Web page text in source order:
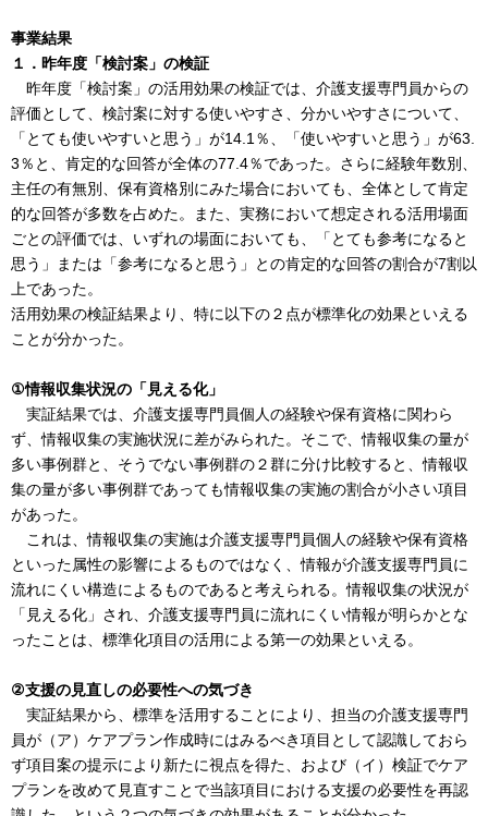
事業結果
１．昨年度「検討案」の検証
昨年度「検討案」の活用効果の検証では、介護支援専門員からの
評価として、検討案に対する使いやすさ、分かいやすさについて、
「とても使いやすいと思う」が14.1％、「使いやすいと思う」が63.
3％と、肯定的な回答が全体の77.4％であった。さらに経験年数別、
主任の有無別、保有資格別にみた場合においても、全体として肯定
的な回答が多数を占めた。また、実務において想定される活用場面
ごとの評価では、いずれの場面においても、「とても参考になると
思う」または「参考になると思う」との肯定的な回答の割合が7割以
上であった。
活用効果の検証結果より、特に以下の２点が標準化の効果といえる
ことが分かった。
①情報収集状況の「見える化」
実証結果では、介護支援専門員個人の経験や保有資格に関わら
ず、情報収集の実施状況に差がみられた。そこで、情報収集の量が
多い事例群と、そうでない事例群の２群に分け比較すると、情報収
集の量が多い事例群であっても情報収集の実施の割合が小さい項目
があった。
これは、情報収集の実施は介護支援専門員個人の経験や保有資格
といった属性の影響によるものではなく、情報が介護支援専門員に
流れにくい構造によるものであると考えられる。情報収集の状況が
「見える化」され、介護支援専門員に流れにくい情報が明らかとな
ったことは、標準化項目の活用による第一の効果といえる。
②支援の見直しの必要性への気づき
実証結果から、標準を活用することにより、担当の介護支援専門
員が（ア）ケアプラン作成時にはみるべき項目として認識しておら
ず項目案の提示により新たに視点を得た、および（イ）検証でケア
プランを改めて見直すことで当該項目における支援の必要性を再認